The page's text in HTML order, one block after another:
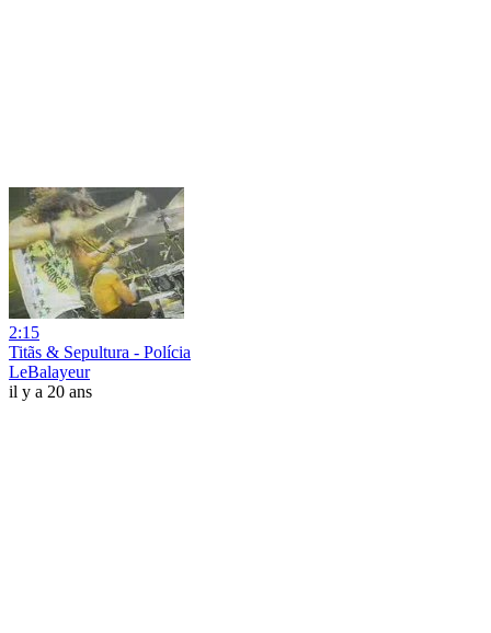
2:15
Titãs & Sepultura - Polícia
LeBalayeur
il y a 20 ans